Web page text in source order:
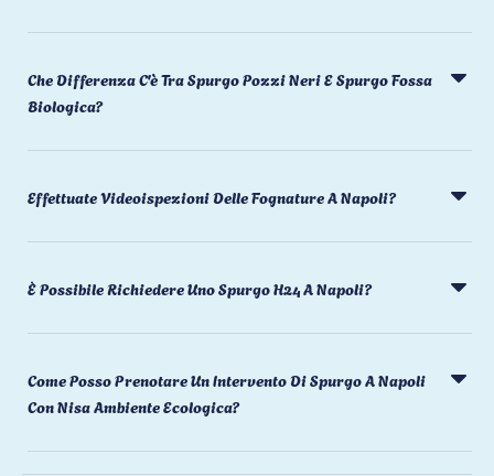
Che Differenza C'è Tra Spurgo Pozzi Neri E Spurgo Fossa
Biologica?
Effettuate Videoispezioni Delle Fognature A Napoli?
È Possibile Richiedere Uno Spurgo H24 A Napoli?
Come Posso Prenotare Un Intervento Di Spurgo A Napoli
Con Nisa Ambiente Ecologica?